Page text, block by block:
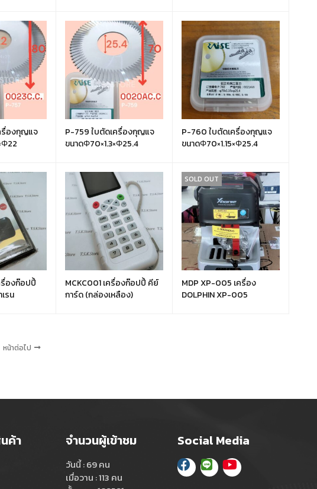
รื่องกุญแจ
P-759 ใบตัดเครื่องกุญแจ
ขนาดΦ70×1.3×Φ25.4
P-760 ใบตัดเครื่องกุญแจ
ขนาดΦ70×1.15×Φ25.4
รื่องก๊อปปี้
รน
MCKC001 เครื่องก๊อปปี้ คีย์
การ์ด (กล่องเหลือง)
SOLD OUT
MDP XP-005 เครื่อง
DOLPHIN XP-005
หน้าต่อไป
ค้า จำนวนผู้เข้าชม
วันนี้ : 69 คน
เมื่อวาน : 113 คน
Social Media